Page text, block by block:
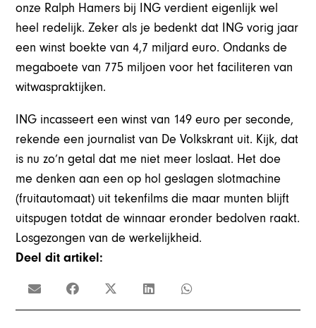
onze Ralph Hamers bij ING verdient eigenlijk wel
heel redelijk. Zeker als je bedenkt dat ING vorig jaar
een winst boekte van 4,7 miljard euro. Ondanks de
megaboete van 775 miljoen voor het faciliteren van
witwaspraktijken.
ING incasseert een winst van 149 euro per seconde,
rekende een journalist van De Volkskrant uit. Kijk, dat
is nu zo’n getal dat me niet meer loslaat. Het doe
me denken aan een op hol geslagen slotmachine
(fruitautomaat) uit tekenfilms die maar munten blijft
uitspugen totdat de winnaar eronder bedolven raakt.
Losgezongen van de werkelijkheid.
Deel dit artikel: